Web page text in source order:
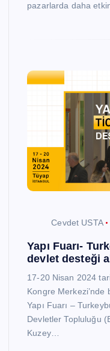
pazarlarda daha
Cevdet USTA
Yapı Fuarı-
devlet desteği
17-20 Nisan 2024
Kongre Merkezi’nde
Yapı Fuarı –
Devletler Topluluğu
Kuzey…